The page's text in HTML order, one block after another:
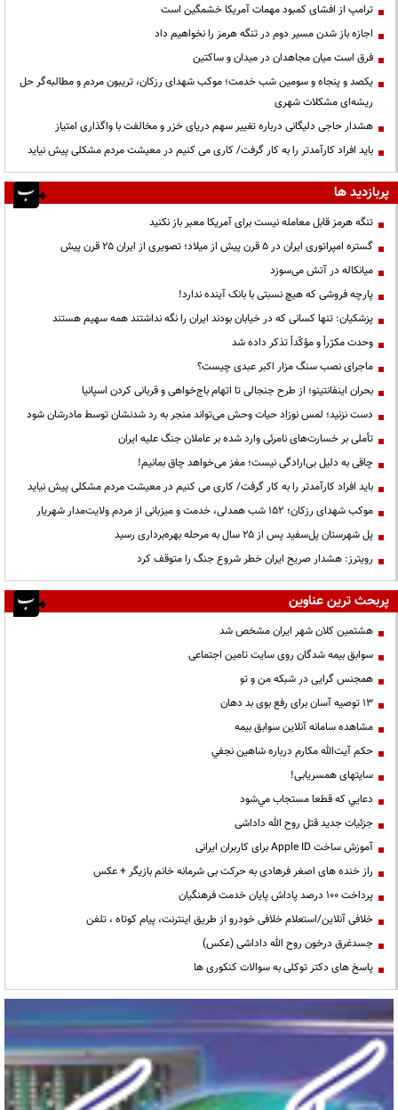
ترامپ از افشای کمبود مهمات آمریکا خشمگین است
اجازه باز شدن مسیر دوم در تنگه هرمز را نخواهیم داد
فرق است میان مجاهدان در میدان و ساکتین
یکصد و پنجاه و سومین شب خدمت؛ موکب شهدای رزکان، تریبون مردم و مطالبه‌گر حل
ریشه‌ای مشکلات شهری
هشدار حاجی دلیگانی درباره تغییر سهم دریای خزر و مخالفت با واگذاری امتیاز
باید افراد کارآمدتر را به کار گرفت/ کاری می کنیم در معیشت مردم مشکلی پیش نیاید
پربازدید ها
تنگه هرمز قابل معامله نیست برای آمریکا معبر باز نکنید
گستره امپراتوری ایران در ۵ قرن پیش از میلاد؛ تصویری از ایران ۲۵ قرن پیش
میانکاله در آتش می‌سوزد
پارچه فروشی که هیچ نسبتی با بانک آینده ندارد!
پزشکیان: تنها کسانی که در خیابان بودند ایران را نگه نداشتند همه سهیم هستند
وحدت مکرّراً و مؤکّداً تذکر داده شد
ماجرای نصب سنگ مزار اکبر عبدی چیست؟
بحران اینفانتینو؛ از طرح جنجالی تا اتهام باج‌خواهی و قربانی کردن اسپانیا
دست نزنید؛ لمس نوزاد حیات وحش می‌تواند منجر به رد شدنشان توسط مادرشان شود
تأملی بر خسارت‌های نامرئی وارد شده بر عاملان جنگ علیه ایران
چاقی به دلیل بی‌ارادگی نیست؛ مغز می‌خواهد چاق بمانیم!
باید افراد کارآمدتر را به کار گرفت/ کاری می کنیم در معیشت مردم مشکلی پیش نیاید
موکب شهدای رزکان؛ ۱۵۲ شب همدلی، خدمت و میزبانی از مردم ولایت‌مدار شهریار
پل شهرستان پل‌سفید پس از ۲۵ سال به مرحله بهره‌برداری رسید
رویترز: هشدار صریح ایران خطر شروع جنگ را متوقف کرد
پربحث ترین عناوین
هشتمین کلان شهر ایران مشخص شد
سوابق بیمه شدگان روی سایت تامین اجتماعی
همجنس گرایی در شبکه من و تو
13 توصیه آسان برای رفع بوی بد دهان
مشاهده سامانه آنلاين سوابق بیمه
حكم آيت‌الله مكارم درباره شاهين نجفي
سایتهای همسریابی!
دعايي كه قطعا مستجاب مي‌شود
جزئیات جدید قتل روح الله داداشی
آموزش ساخت Apple ID برای کاربران ایرانی
راز خنده های اصغر فرهادی به حرکت بی شرمانه خانم بازیگر + عکس
پرداخت ۱۰۰ درصد پاداش پایان خدمت فرهنگیان
خلافی آنلاین/استعلام خلافی خودرو از طریق اینترنت، پیام کوتاه ، تلفن
جسدغرق درخون روح الله داداشی (عکس)
پاسخ های دکتر توکلی به سوالات کنکوری ها